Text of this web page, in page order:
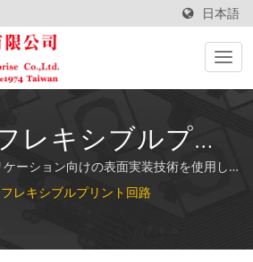
日本語
レキシブルプリ
ューション
ーション向けの表面実装技術を使用し
フレキシブルプリント回路